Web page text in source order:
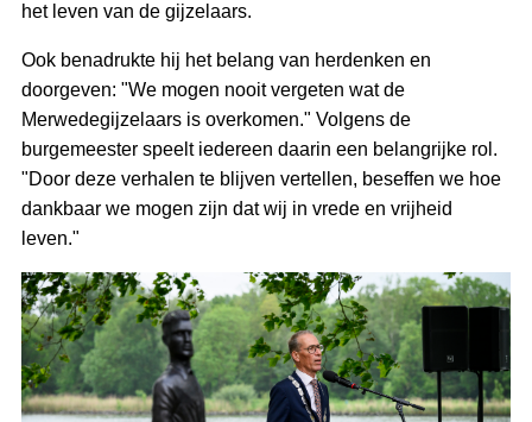
het leven van de gijzelaars.
Ook benadrukte hij het belang van herdenken en
doorgeven: "We mogen nooit vergeten wat de
Merwedegijzelaars is overkomen." Volgens de
burgemeester speelt iedereen daarin een belangrijke rol.
"Door deze verhalen te blijven vertellen, beseffen we hoe
dankbaar we mogen zijn dat wij in vrede en vrijheid
leven."